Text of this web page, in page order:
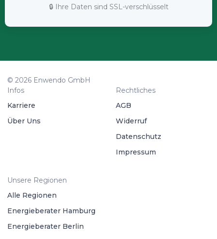
🔒 Ihre Daten sind SSL-verschlüsselt
© 2026 Enwendo GmbH
Infos
Karriere
Über Uns
Rechtliches
AGB
Widerruf
Datenschutz
Impressum
Unsere Regionen
Alle Regionen
Energieberater Hamburg
Energieberater Berlin